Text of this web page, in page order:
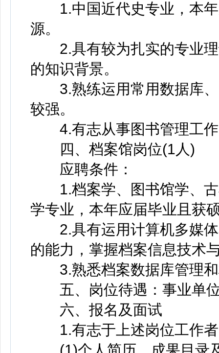
1.中国近代史专业，本年
源。
2.具有较为扎实的专业理
的知识背景。
3.熟练运用常用数据库、
较强。
4.有志从事图书管理工
四、档案馆岗位(1人)
应聘条件：
1.档案学、图书馆学、古
学专业，本年应届毕业且获
2.具有运用计算机多媒体
的能力，掌握档案信息技术
3.熟悉档案数据库管理和
五、岗位待遇：事业单
六、报名及面试
1.有志于上述岗位工作者